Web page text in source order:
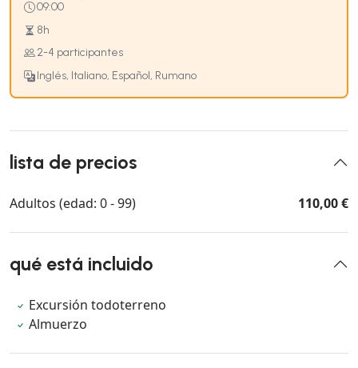
09:00
8h
2-4 participantes
Inglés, Italiano, Español, Rumano
lista de precios
Adultos (edad: 0 - 99) 110,00 €
qué está incluido
Excursión todoterreno
Almuerzo